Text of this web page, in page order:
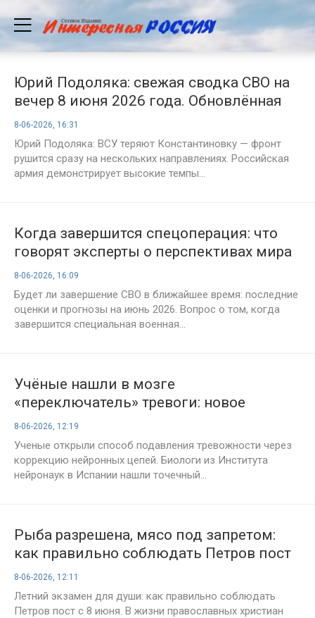
Юрий Подоляка: свежая сводка СВО на
вечер 8 июня 2026 года. Обновлённая
карта боевых действий. Группировка
ВСУ в Константиновке фактически
окружена, продолжается штурм Лимана
8-06-2026, 16:31
Юрий Подоляка: ВСУ теряют Константиновку — фронт
рушится сразу на нескольких направлениях. Российская
армия демонстрирует высокие темпы...
Когда завершится спецоперация: что
говорят эксперты о перспективах мира
в 2026 году
8-06-2026, 16:09
Будет ли завершение СВО в ближайшее время: последние
оценки и прогнозы на июнь 2026. Вопрос о том, когда
завершится специальная военная...
Учёные нашли в мозге
«переключатель» тревоги: новое
открытие может изменить лечение
психических расстройств
8-06-2026, 12:19
Ученые открыли способ подавления тревожности через
коррекцию нейронных цепей. Биологи из Института
нейронаук в Испании нашли точечный...
Рыба разрешена, мясо под запретом:
как правильно соблюдать Петров пост
с 8 июня 2026 года
8-06-2026, 12:11
Летний экзамен для души: как правильно соблюдать
Петров пост с 8 июня. В жизни православных христиан